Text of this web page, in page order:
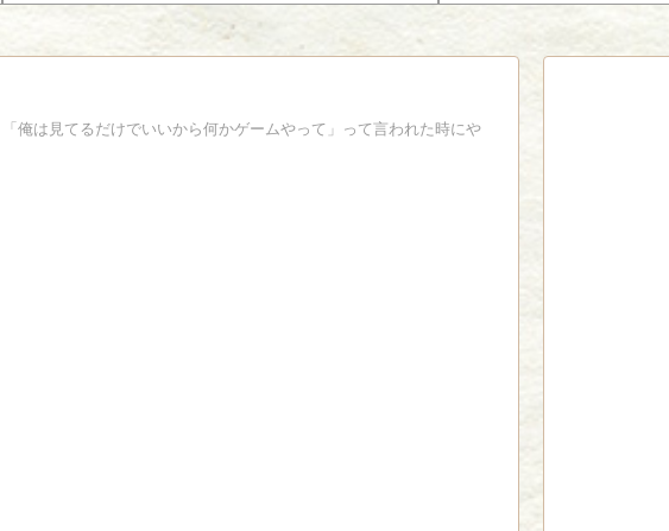
Powered by livedoor 相互RSS
「俺は見てるだけでいいから何かゲームやって」って言われた時にや